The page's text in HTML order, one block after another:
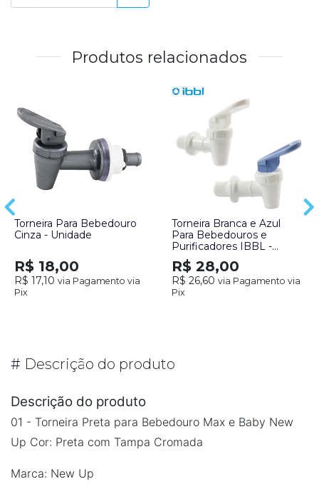
Produtos relacionados
Torneira Para Bebedouro
Cinza - Unidade
R$ 18,00
R$ 17,10 via Pagamento via
Pix
Torneira Branca e Azul
Para Bebedouros e
Purificadores IBBL -
Unidade
R$ 28,00
R$ 26,60 via Pagamento via
Pix
# Descrição do produto
Descrição do produto
01 - Torneira Preta para Bebedouro Max e Baby New
Up Cor: Preta com Tampa Cromada
Marca: New Up